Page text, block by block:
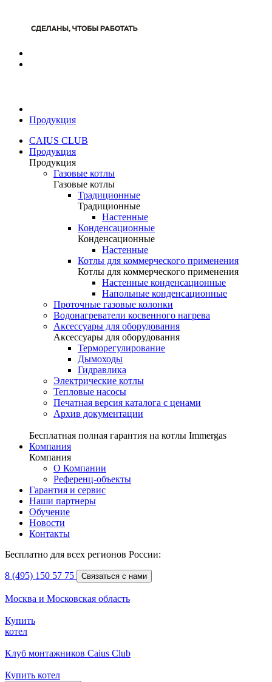
Продукция
CAIUS CLUB
Продукция
Продукция
Газовые котлы
Газовые котлы
Традиционные
Традиционные
Настенные
Конденсационные
Конденсационные
Настенные
Котлы для коммерческого применения
Котлы для коммерческого применения
Настенные конденсационные
Напольные конденсационные
Проточные газовые колонки
Водонагреватели косвенного нагрева
Аксессуары для оборудования
Аксессуары для оборудования
Терморегулирование
Дымоходы
Гидравлика
Электрические котлы
Тепловые насосы
Печатная версия каталога с ценами
Архив документации
Бесплатная полная гарантия на котлы Immergas
Компания
Компания
О Компании
Референц-объекты
Гарантия и сервис
Наши партнеры
Обучение
Новости
Контакты
Бесплатно для всех регионов России:
8 (495) 150 57 75 Связаться с нами
Москва и Московская область
Купить
котел
Клуб монтажников Caius Club
Купить котел